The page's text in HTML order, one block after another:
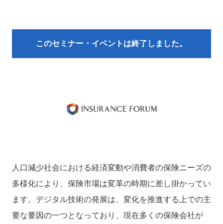
このセミナー・イベントは終了しました。
人口減少社会における経済変動や消費者の保険ニーズの
多様化により、保険市場は変革の時期に差し掛かってい
ます。デジタル技術の発展は、変化を推進する上での主
要な要因の一つとなっており、現在多くの保険会社が